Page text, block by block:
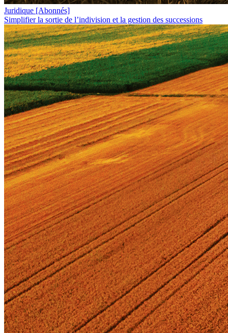
Juridique [Abonnés]
Simplifier la sortie de l’indivision et la gestion des successions